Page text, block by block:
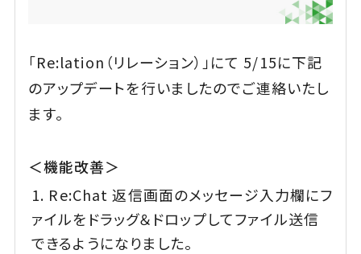
「Re:lation（リレーション）」にて 5/15に下記
のアップデートを行いましたのでご連絡いたし
ます。
＜機能改善＞
Re:Chat 返信画面のメッセージ入力欄にフ
ァイルをドラッグ＆ドロップしてファイル送信
できるようになりました。